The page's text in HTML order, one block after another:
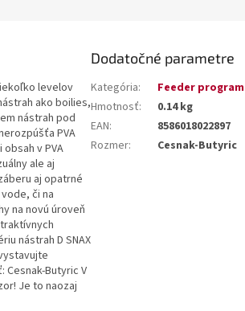
levelov
ako boilies,
nástrah pod
PVA
v PVA
ale aj
aj opatrné
či na
na novú úroveň
nástrah D SNAX
Butyric V
Je to naozaj
Dodatočné parametre
Kategória:
Feeder program
Hmotnosť:
0.14 kg
EAN:
8586018022897
Rozmer: Cesnak-Butyric